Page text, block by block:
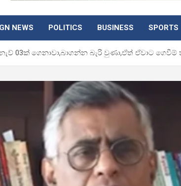
NEWS POLITICS BUSINESS SPORTS
03ක් ගෙනාවා,බාගන්න බැරි වුණා,ඒත් ඒවාට